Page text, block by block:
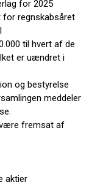
for 2025
for regnskabsåret
til hvert af de
er uændret i
og bestyrelse
meddeler
fremsat af
aktier